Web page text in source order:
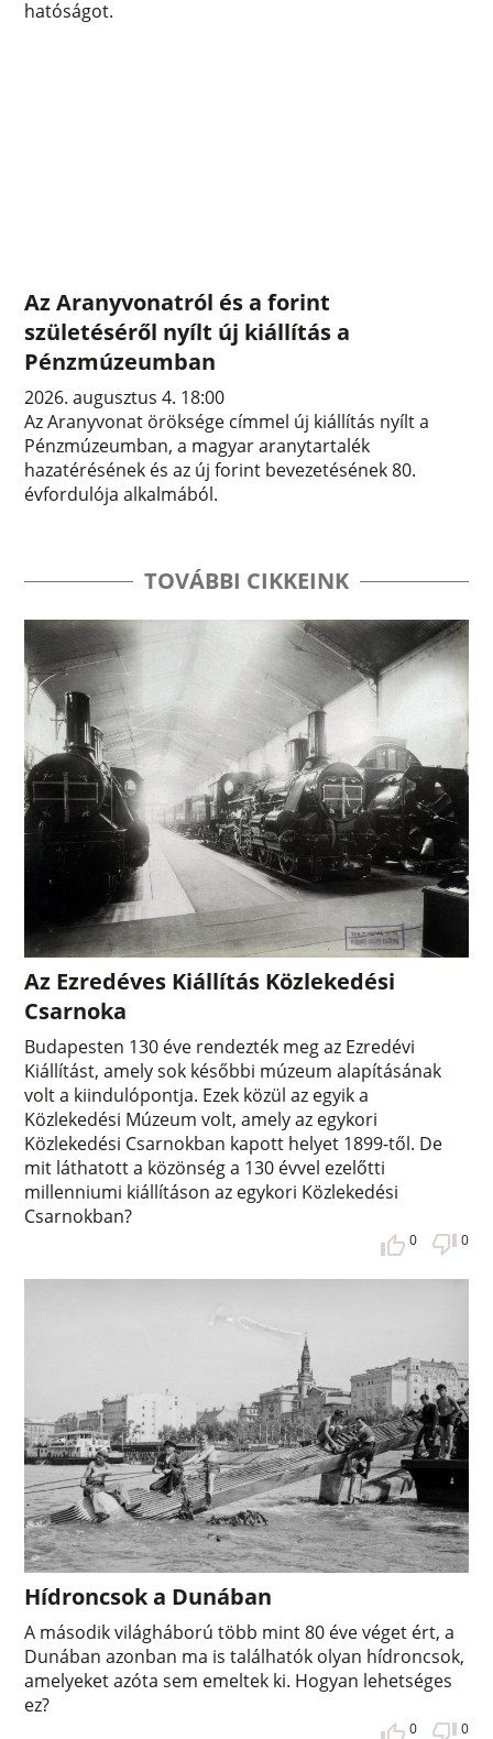
hatóságot.
Az Aranyvonatról és a forint
születéséről nyílt új kiállítás a
Pénzmúzeumban
2026. augusztus 4. 18:00
Az Aranyvonat öröksége címmel új kiállítás nyílt a
Pénzmúzeumban, a magyar aranytartalék
hazatérésének és az új forint bevezetésének 80.
évfordulója alkalmából.
TOVÁBBI CIKKEINK
Az Ezredéves Kiállítás Közlekedési
Csarnoka
Budapesten 130 éve rendezték meg az Ezredévi
Kiállítást, amely sok későbbi múzeum alapításának
volt a kiindulópontja. Ezek közül az egyik a
Közlekedési Múzeum volt, amely az egykori
Közlekedési Csarnokban kapott helyet 1899-től. De
mit láthatott a közönség a 130 évvel ezelőtti
millenniumi kiállításon az egykori Közlekedési
Csarnokban?
0 0
Hídroncsok a Dunában
A második világháború több mint 80 éve véget ért, a
Dunában azonban ma is találhatók olyan hídroncsok,
amelyeket azóta sem emeltek ki. Hogyan lehetséges
ez?
0 0